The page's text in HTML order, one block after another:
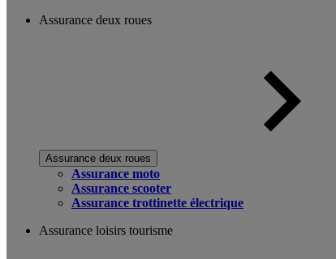
Assurance deux roues
Assurance deux roues
Assurance moto
Assurance scooter
Assurance trottinette électrique
Assurance loisirs tourisme